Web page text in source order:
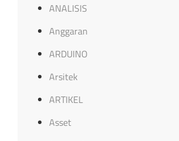
ANALISIS
Anggaran
ARDUINO
Arsitek
ARTIKEL
Asset